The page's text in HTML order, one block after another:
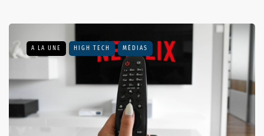
A LA UNE HIGH TECH MÉDIAS